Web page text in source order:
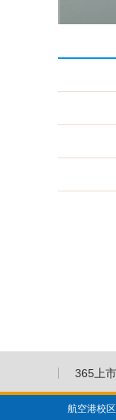
365上
航空港校